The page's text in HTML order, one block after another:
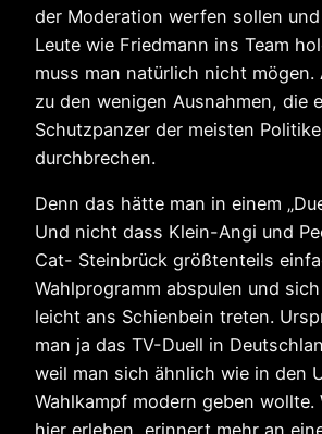
der Moderation werfen sollen
Leute wie Friedmann ins Team
muss man natürlich nicht
zu den wenigen Ausnahmen, die
Schutzpanzer der meisten
durchbrechen.
Denn das hätte man in einem
Und nicht dass Klein-Angi und
Cat- Steinbrück größtenteils
Wahlprogramm abspulen und
leicht ans Schienbein treten.
man ja das TV-Duell in
weil man sich ähnlich wie in den
Wahlkampf modern geben wollte.